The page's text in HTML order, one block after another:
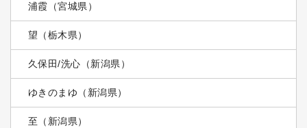
浦霞（宮城県）
望（栃木県）
久保田/洗心（新潟県）
ゆきのまゆ（新潟県）
至（新潟県）